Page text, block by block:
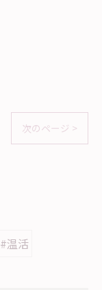
次のページ >
#温活